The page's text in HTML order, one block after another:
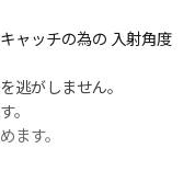
ャッチの為の 入射角度
逃がしません。
。
ます。